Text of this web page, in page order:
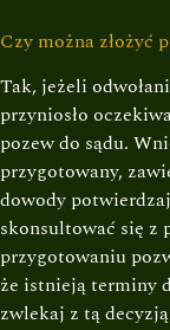
Czy można złożyć
Tak, jeżeli
przyniosło
pozew do sądu.
przygotowany,
dowody
skonsultować się z
przygotowaniu
że istnieją terminy
zwlekaj z tą